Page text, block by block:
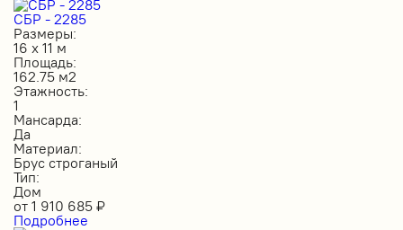
СБР - 2285
Размеры:
16 х 11 м
Площадь:
162.75 м2
Этажность:
1
Мансарда:
Да
Материал:
Брус строганый
Тип:
Дом
от 1 910 685 ₽
Подробнее